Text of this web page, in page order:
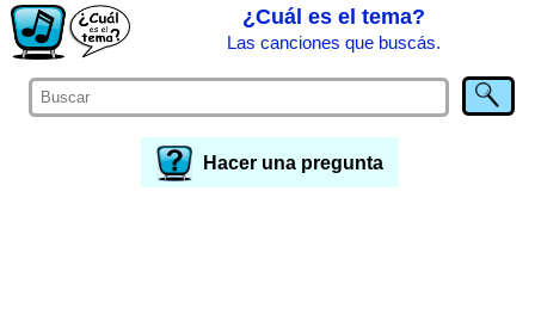
¿Cuál es el tema?
Las canciones que buscás.
Hacer una pregunta